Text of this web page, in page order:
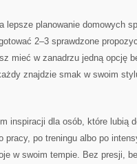
lepsze planowanie domowych
2–3 sprawdzone
mieć w zanadrzu jedną opcję
znajdzie smak w swoim
inspiracji dla osób, które lubią
pracy, po treningu albo po
w swoim tempie. Bez presji,